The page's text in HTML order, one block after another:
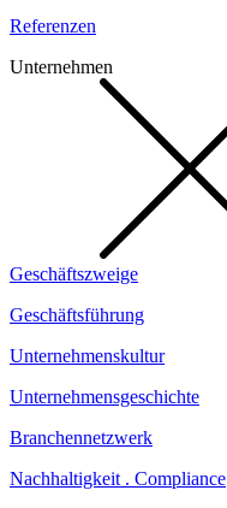
Referenzen
Unternehmen
Geschäftszweige
Geschäftsführung
Unternehmenskultur
Unternehmensgeschichte
Branchennetzwerk
Nachhaltigkeit . Compliance